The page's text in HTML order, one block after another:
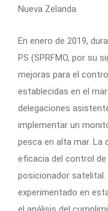
Nueva Zelanda.
En enero de 2019,
PS (SPRFMO, por su
mejoras para el
establecidas en el
delegaciones
implementar un
pesca en alta mar. La
eficacia del control
posicionador
experimentado en